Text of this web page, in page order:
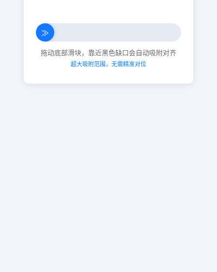
≫
拖动底部滑块，靠近黑色缺口会自动吸附对齐
超大吸附范围，无需精准对位